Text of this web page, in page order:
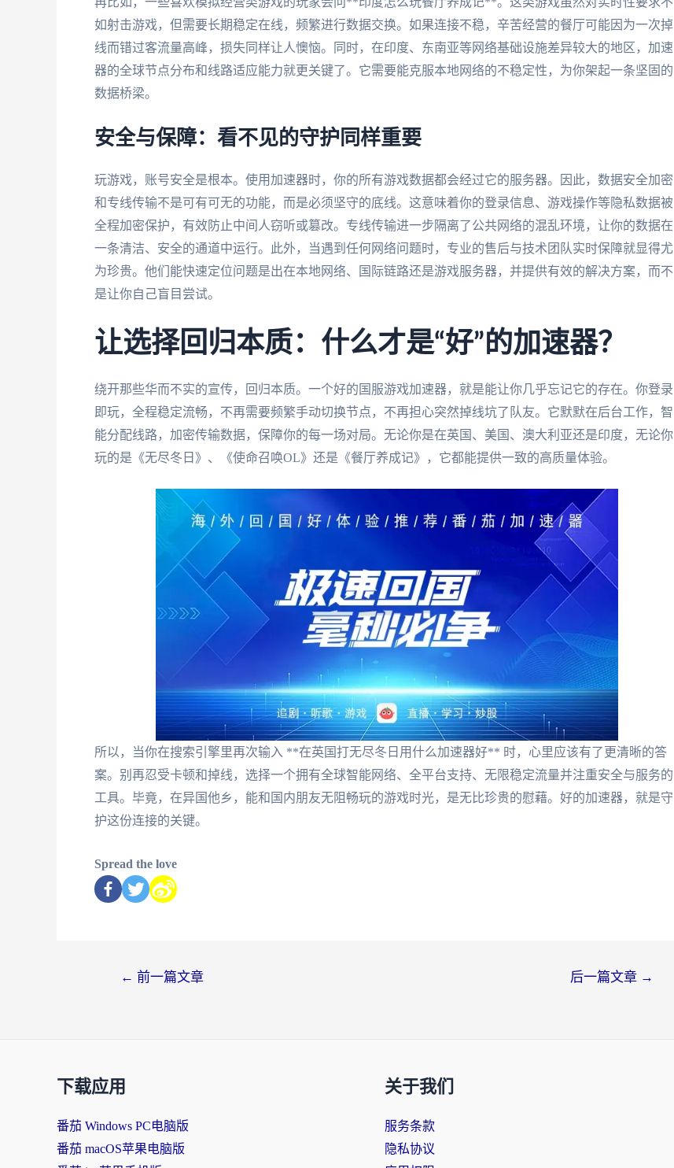
如射击游戏，但需要长期稳定在线，频繁进行数据交换。如果连接不稳，辛苦经营的餐厅可能因为一次掉
线而错过客流量高峰，损失同样让人懊恼。同时，在印度、东南亚等网络基础设施差异较大的地区，加速
器的全球节点分布和线路适应能力就更关键了。它需要能克服本地网络的不稳定性，为你架起一条坚固的
数据桥梁。
安全与保障：看不见的守护同样重要
玩游戏，账号安全是根本。使用加速器时，你的所有游戏数据都会经过它的服务器。因此，数据安全加密
和专线传输不是可有可无的功能，而是必须坚守的底线。这意味着你的登录信息、游戏操作等隐私数据被
全程加密保护，有效防止中间人窃听或篡改。专线传输进一步隔离了公共网络的混乱环境，让你的数据在
一条清洁、安全的通道中运行。此外，当遇到任何网络问题时，专业的售后与技术团队实时保障就显得尤
为珍贵。他们能快速定位问题是出在本地网络、国际链路还是游戏服务器，并提供有效的解决方案，而不
是让你自己盲目尝试。
让选择回归本质：什么才是“好”的加速器？
绕开那些华而不实的宣传，回归本质。一个好的国服游戏加速器，就是能让你几乎忘记它的存在。你登录
即玩，全程稳定流畅，不再需要频繁手动切换节点，不再担心突然掉线坑了队友。它默默在后台工作，智
能分配线路，加密传输数据，保障你的每一场对局。无论你是在英国、美国、澳大利亚还是印度，无论你
玩的是《无尽冬日》、《使命召唤OL》还是《餐厅养成记》，它都能提供一致的高质量体验。
所以，当你在搜索引擎里再次输入 **在英国打无尽冬日用什么加速器好** 时，心里应该有了更清晰的答
案。别再忍受卡顿和掉线，选择一个拥有全球智能网络、全平台支持、无限稳定流量并注重安全与服务的
工具。毕竟，在异国他乡，能和国内朋友无阻畅玩的游戏时光，是无比珍贵的慰藉。好的加速器，就是守
护这份连接的关键。
Spread the love
← 前一篇文章 后一篇文章 →
下载应用
番茄 Windows PC电脑版
番茄 macOS苹果电脑版
关于我们
服务条款
隐私协议